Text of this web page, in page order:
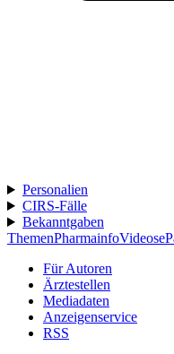
Personalien
CIRS-Fälle
Bekanntgaben
ThemenPharmainfoVideos
Für Autoren
Ärztestellen
Mediadaten
Anzeigenservice
RSS